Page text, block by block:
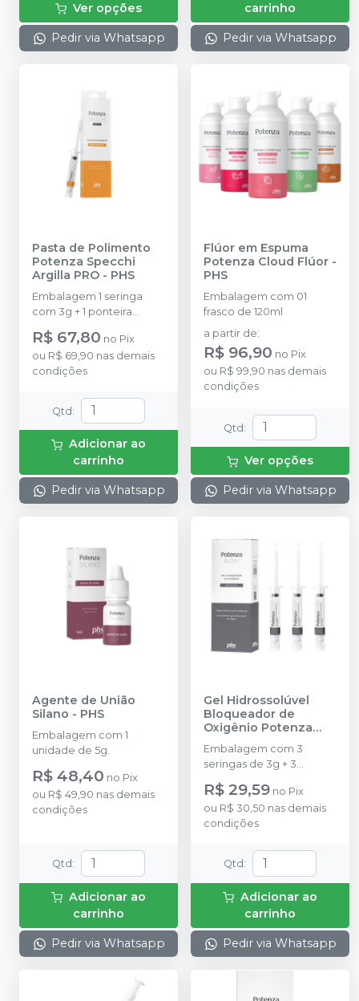
Ver opções
Pedir via Whatsapp
carrinho
Pedir via Whatsapp
Pasta de Polimento
Potenza Specchi
Argilla PRO - PHS
Embalagem 1 seringa
com 3g + 1 ponteira
aplicadora + Instruções
de uso.
R$ 67,80 no Pix
ou R$ 69,90 nas demais
condições
Qtd :
Adicionar ao
carrinho
Pedir via Whatsapp
Flúor em Espuma
Potenza Cloud Flúor -
PHS
Embalagem com 01
frasco de 120ml
a partir de:
R$ 96,90 no Pix
ou R$ 99,90 nas demais
condições
Qtd :
Ver opções
Pedir via Whatsapp
Agente de União
Silano - PHS
Embalagem com 1
unidade de 5g.
R$ 48,40 no Pix
ou R$ 49,90 nas demais
condições
Qtd :
Adicionar ao
carrinho
Pedir via Whatsapp
Gel Hidrossolúvel
Bloqueador de
Oxigênio Potenza
Bloxy - 3 unidades
PHS
Embalagem com 3
seringas de 3g + 3
Ponteiras de aplicação
R$ 29,59 no Pix
ou R$ 30,50 nas demais
condições
Qtd :
Adicionar ao
carrinho
Pedir via Whatsapp